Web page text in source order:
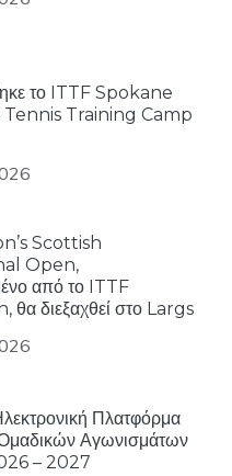
το ITTF Spokane
Training Camp
Scottish
Open,
από το ITTF
διεξαχθεί στο Largs
Πλατφόρμα
Αγωνισμάτων
– 2027